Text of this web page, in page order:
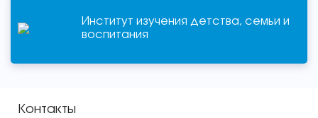
Институт изучения детства, семьи и
воспитания
Контакты